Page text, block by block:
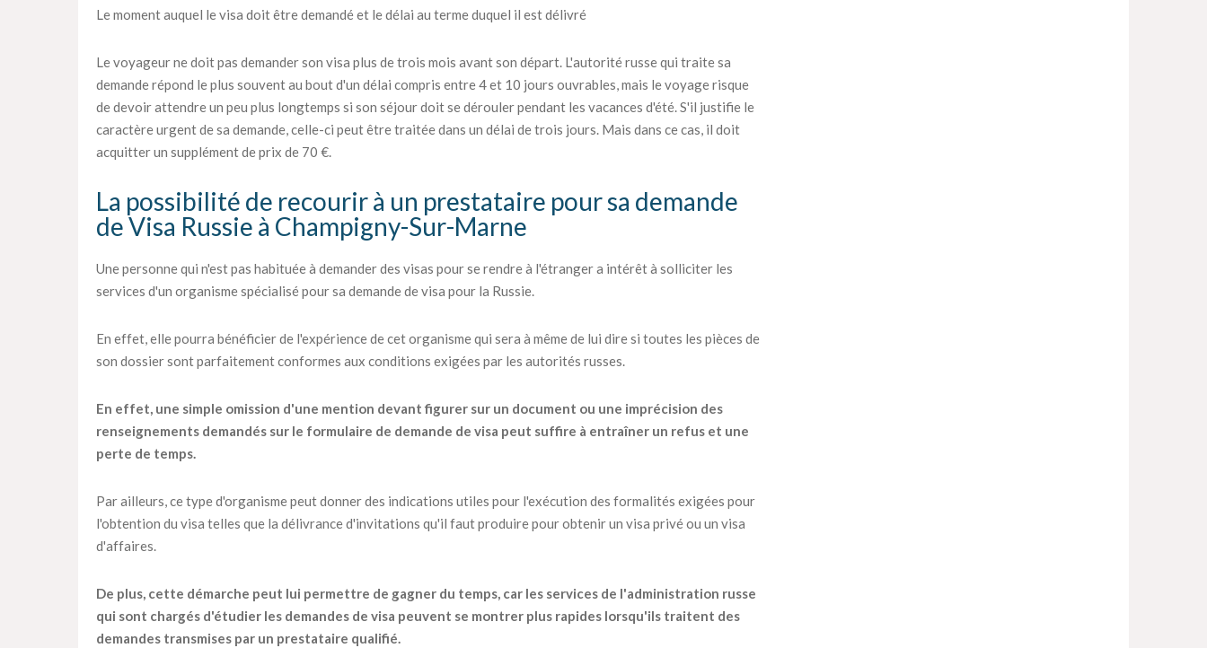
Le moment auquel le visa doit être demandé et le délai au terme duquel il est délivré
Le voyageur ne doit pas demander son visa plus de trois mois avant son départ. L'autorité russe qui traite sa
demande répond le plus souvent au bout d'un délai compris entre 4 et 10 jours ouvrables, mais le voyage risque
de devoir attendre un peu plus longtemps si son séjour doit se dérouler pendant les vacances d'été. S'il justifie le
caractère urgent de sa demande, celle-ci peut être traitée dans un délai de trois jours. Mais dans ce cas, il doit
acquitter un supplément de prix de 70 €.
La possibilité de recourir à un prestataire pour sa demande
de Visa Russie à Champigny-Sur-Marne
Une personne qui n'est pas habituée à demander des visas pour se rendre à l'étranger a intérêt à solliciter les
services d'un organisme spécialisé pour sa demande de visa pour la Russie.
En effet, elle pourra bénéficier de l'expérience de cet organisme qui sera à même de lui dire si toutes les pièces de
son dossier sont parfaitement conformes aux conditions exigées par les autorités russes.
En effet, une simple omission d'une mention devant figurer sur un document ou une imprécision des
renseignements demandés sur le formulaire de demande de visa peut suffire à entraîner un refus et une
perte de temps.
Par ailleurs, ce type d'organisme peut donner des indications utiles pour l'exécution des formalités exigées pour
l'obtention du visa telles que la délivrance d'invitations qu'il faut produire pour obtenir un visa privé ou un visa
d'affaires.
De plus, cette démarche peut lui permettre de gagner du temps, car les services de l'administration russe
qui sont chargés d'étudier les demandes de visa peuvent se montrer plus rapides lorsqu'ils traitent des
demandes transmises par un prestataire qualifié.